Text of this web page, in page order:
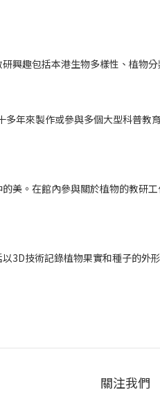
興趣包括本港生物多樣性、植物
年來製作或參與多個大型科普
美。在館內參與關於植物的教研
3D技術記錄植物果實和種子的外
關注我們